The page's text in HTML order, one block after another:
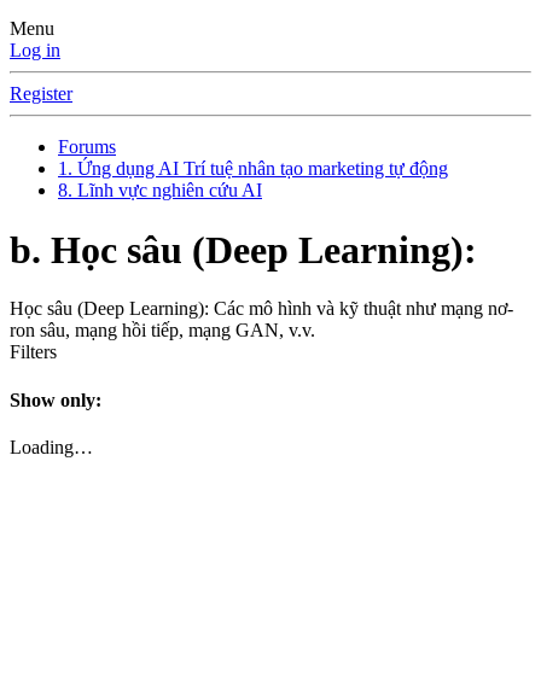
Menu
Log in
Register
Forums
1. Ứng dụng AI Trí tuệ nhân tạo marketing tự động
8. Lĩnh vực nghiên cứu AI
b. Học sâu (Deep Learning):
Học sâu (Deep Learning): Các mô hình và kỹ thuật như mạng nơ-
ron sâu, mạng hồi tiếp, mạng GAN, v.v.
Filters
Show only:
Loading…